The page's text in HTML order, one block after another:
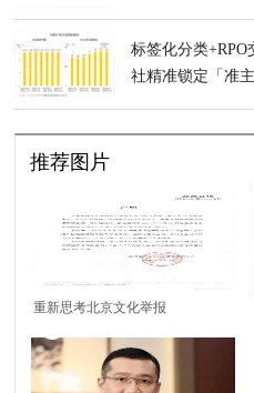
标签化分类+RPO
社精准锁定「准主
推荐图片
重新思考北京文化举报
事件背后的逻辑